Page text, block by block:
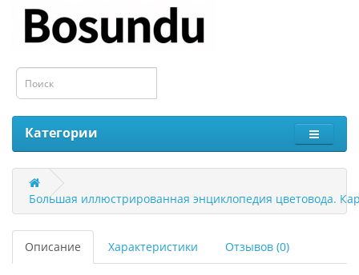
Категории
Большая иллюстрированная энциклопедия цветовода.
Описание Характеристики Отзывов (0)